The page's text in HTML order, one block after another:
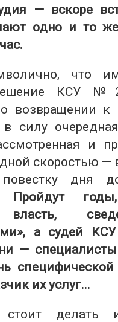
— вскоре
одно и то
что
КСУ
возвращении к
силу
и
скоростью —
дня до
Пройдут
власть,
а судей
—
специфической
их услуг...
делать